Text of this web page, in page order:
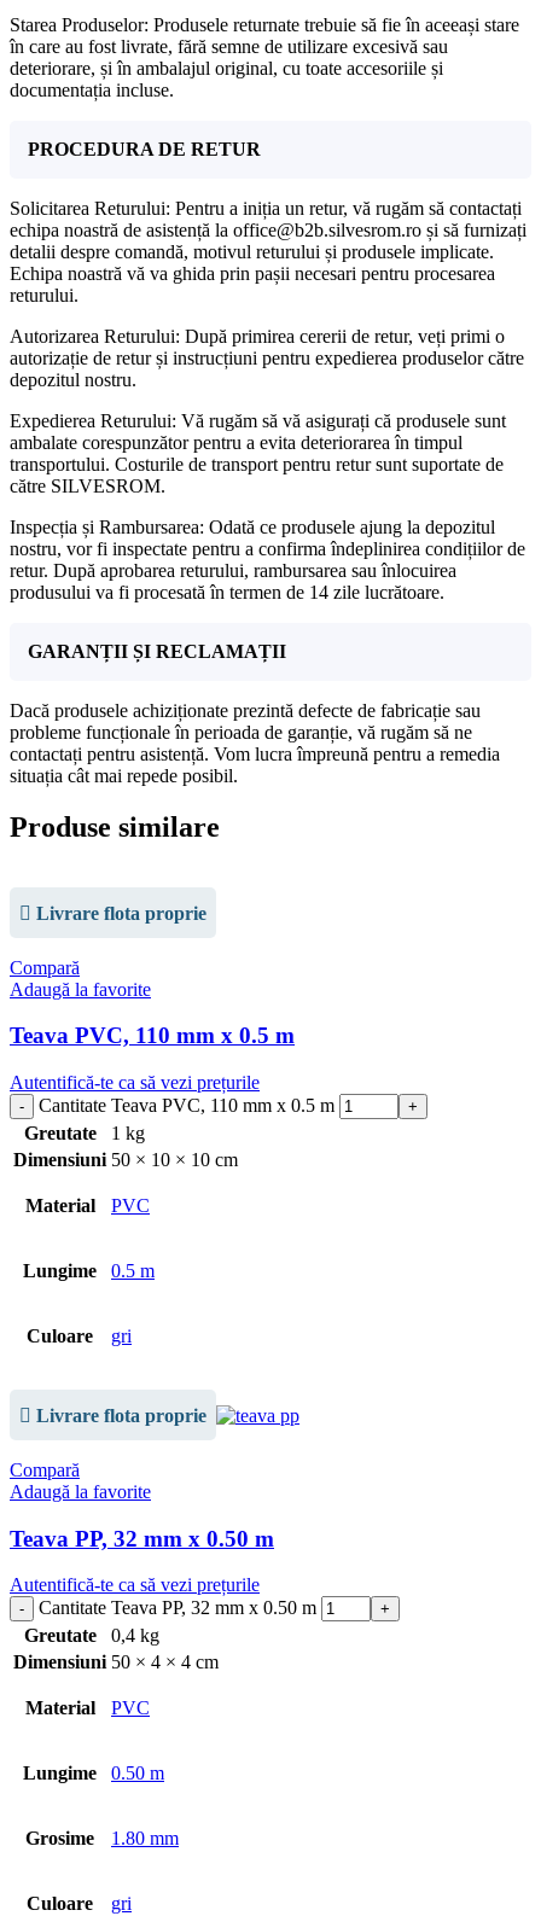
Starea Produselor: Produsele returnate trebuie să fie în aceeași stare
în care au fost livrate, fără semne de utilizare excesivă sau
deteriorare, și în ambalajul original, cu toate accesoriile și
documentația incluse.
PROCEDURA DE RETUR
Solicitarea Returului: Pentru a iniția un retur, vă rugăm să contactați
echipa noastră de asistență la office@b2b.silvesrom.ro și să furnizați
detalii despre comandă, motivul returului și produsele implicate.
Echipa noastră vă va ghida prin pașii necesari pentru procesarea
returului.
Autorizarea Returului: După primirea cererii de retur, veți primi o
autorizație de retur și instrucțiuni pentru expedierea produselor către
depozitul nostru.
Expedierea Returului: Vă rugăm să vă asigurați că produsele sunt
ambalate corespunzător pentru a evita deteriorarea în timpul
transportului. Costurile de transport pentru retur sunt suportate de
către SILVESROM.
Inspecția și Rambursarea: Odată ce produsele ajung la depozitul
nostru, vor fi inspectate pentru a confirma îndeplinirea condițiilor de
retur. După aprobarea returului, rambursarea sau înlocuirea
produsului va fi procesată în termen de 14 zile lucrătoare.
GARANȚII ȘI RECLAMAȚII
Dacă produsele achiziționate prezintă defecte de fabricație sau
probleme funcționale în perioada de garanție, vă rugăm să ne
contactați pentru asistență. Vom lucra împreună pentru a remedia
situația cât mai repede posibil.
Produse similare
Livrare flota proprie
Compară
Adaugă la favorite
Teava PVC, 110 mm x 0.5 m
Autentifică-te ca să vezi prețurile
Cantitate Teava PVC, 110 mm x 0.5 m
Greutate
1 kg
Dimensiuni 50 × 10 × 10 cm
Material PVC
Lungime 0.5 m
Culoare gri
Livrare flota proprie
Compară
Adaugă la favorite
Teava PP, 32 mm x 0.50 m
Autentifică-te ca să vezi prețurile
Cantitate Teava PP, 32 mm x 0.50 m
Greutate
0,4 kg
Dimensiuni 50 × 4 × 4 cm
Material PVC
Lungime 0.50 m
Grosime 1.80 mm
Culoare gri